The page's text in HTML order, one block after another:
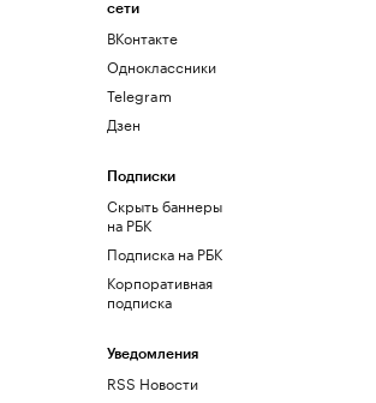
сети
ВКонтакте
Одноклассники
Telegram
Дзен
Подписки
Скрыть баннеры
на РБК
Подписка на РБК
Корпоративная
подписка
Уведомления
RSS Новости